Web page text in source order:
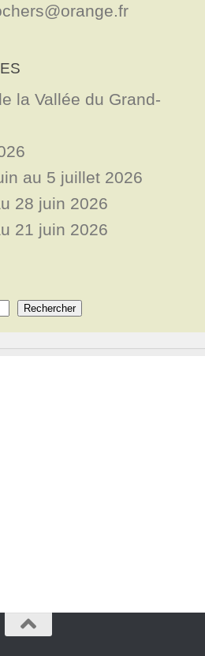
la Vallée du Grand-
au 5 juillet 2026
28 juin 2026
21 juin 2026
Rechercher